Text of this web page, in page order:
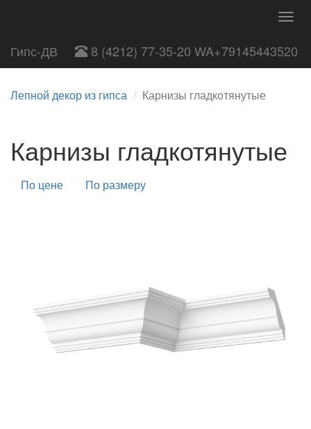
Гипс-ДВ 8 (4212) 77-35-20 WA+79145443520
Лепной декор из гипса Карнизы гладкотянутые
Карнизы гладкотянутые
По цене По размеру